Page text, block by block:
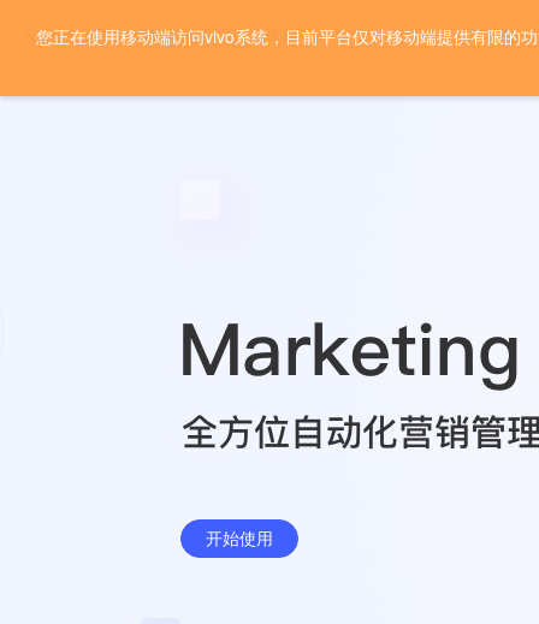
您正在使用移动端访问vivo系统，目前平台仅对移动端提供有限的
首页 开发文档
开始使用